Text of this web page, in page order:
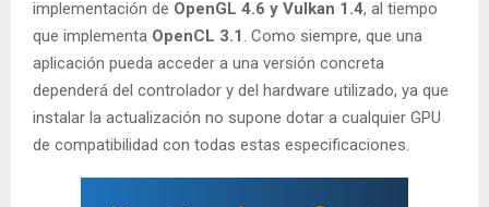
implementación de OpenGL 4.6 y Vulkan 1.4, al tiempo
que implementa OpenCL 3.1 . Como siempre, que una
aplicación pueda acceder a una versión concreta
dependerá del controlador y del hardware utilizado, ya que
instalar la actualización no supone dotar a cualquier GPU
de compatibilidad con todas estas especificaciones.